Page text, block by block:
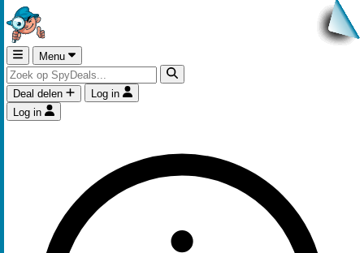
Menu
Deal delen
Log in
Log in